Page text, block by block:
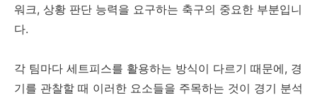
워크, 상황 판단 능력을 요구하는 축구의 중요한 부분입니
다.
각 팀마다 세트피스를 활용하는 방식이 다르기 때문에, 경
기를 관찰할 때 이러한 요소들을 주목하는 것이 경기 분석